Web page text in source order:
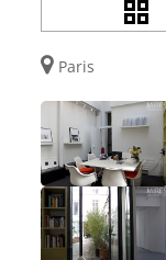
Paris